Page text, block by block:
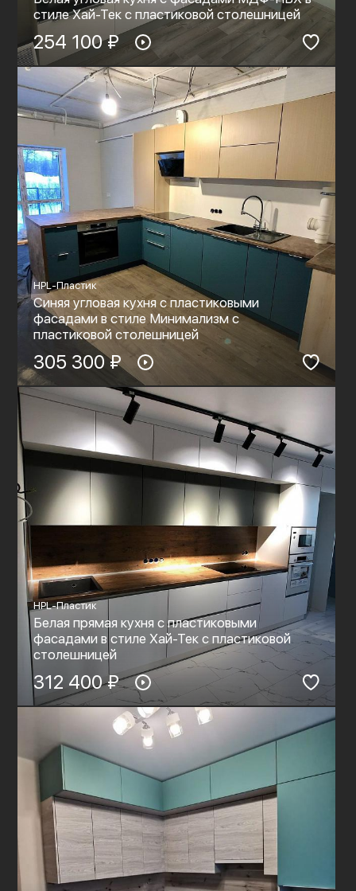
стиле Хай-Тек с пластиковой столешницей
254 100 ₽
HPL-Пластик
Синяя угловая кухня с пластиковыми
фасадами в стиле Минимализм с
пластиковой столешницей
305 300 ₽
HPL-Пластик
Белая прямая кухня с пластиковыми
фасадами в стиле Хай-Тек с пластиковой
столешницей
312 400 ₽